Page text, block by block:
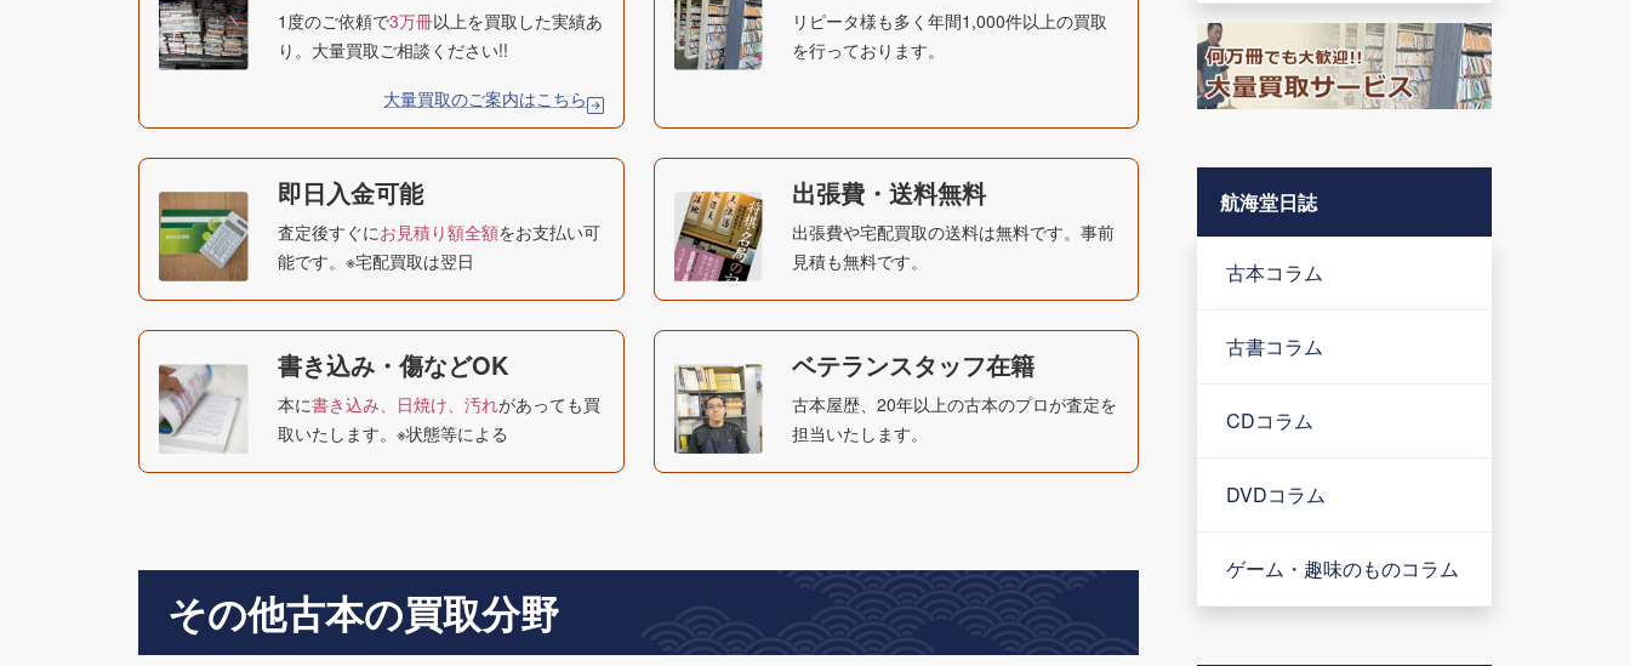
1度のご依頼で3万冊以上を買取した実績あ
り。大量買取ご相談ください!!
大量買取のご案内はこちら
リピータ様も多く年間1,000件以上の買取
を行っております。
即日入金可能
査定後すぐにお見積り額全額をお支払い可
能です。※宅配買取は翌日
出張費・送料無料
出張費や宅配買取の送料は無料です。事前
見積も無料です。
書き込み・傷などOK
本に書き込み、日焼け、汚れがあっても買
取いたします。※状態等による
ベテランスタッフ在籍
古本屋歴、20年以上の古本のプロが査定を
担当いたします。
その他古本の買取分野
航海堂日誌
古本コラム
古書コラム
CDコラム
DVDコラム
ゲーム・趣味のものコラム